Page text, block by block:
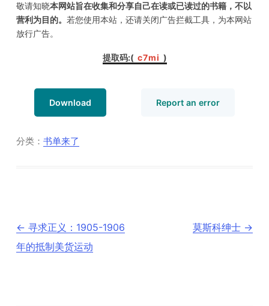
敬请知晓本网站旨在收集和分享自己在读或已读过的书籍，不以
营利为目的。若您使用本站，还请关闭广告拦截工具，为本网站
放行广告。
提取码:( c7mi )
Download Report an error
分类：书单来了
文
章
导
← 寻求正义：1905-1906
年的抵制美货运动
莫斯科绅士 →